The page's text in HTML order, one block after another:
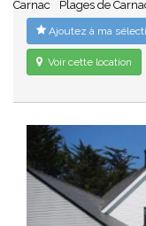
Carnac Plages de
Ajoutez à ma
Voir cette location